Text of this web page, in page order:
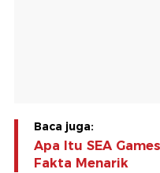
Baca juga:
Apa Itu SEA
Fakta Menarik